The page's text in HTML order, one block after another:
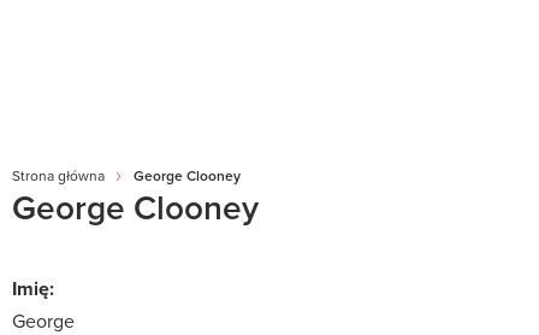
Strona główna George Clooney
George Clooney
Imię:
George